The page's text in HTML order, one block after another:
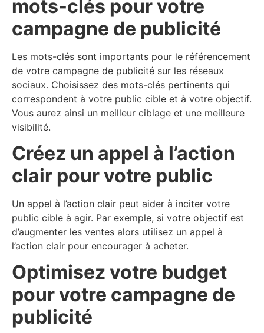
mots-clés pour votre
campagne de publicité
Les mots-clés sont importants pour le référencement
de votre campagne de publicité sur les réseaux
sociaux. Choisissez des mots-clés pertinents qui
correspondent à votre public cible et à votre objectif.
Vous aurez ainsi un meilleur ciblage et une meilleure
visibilité.
Créez un appel à l’action
clair pour votre public
Un appel à l’action clair peut aider à inciter votre
public cible à agir. Par exemple, si votre objectif est
d’augmenter les ventes alors utilisez un appel à
l’action clair pour encourager à acheter.
Optimisez votre budget
pour votre campagne de
publicité